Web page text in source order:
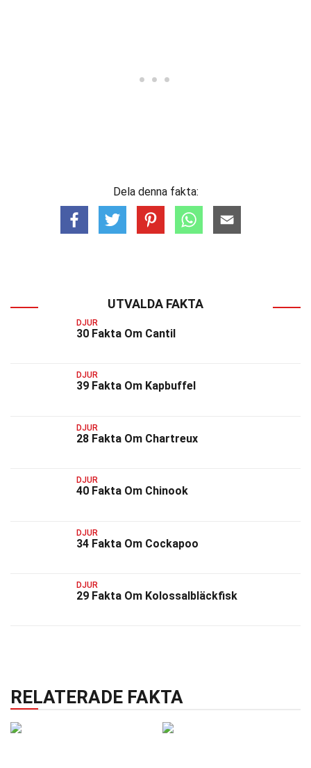
Dela denna fakta:
UTVALDA FAKTA
DJUR
30 Fakta Om Cantil
DJUR
39 Fakta Om Kapbuffel
DJUR
28 Fakta Om Chartreux
DJUR
40 Fakta Om Chinook
DJUR
34 Fakta Om Cockapoo
DJUR
29 Fakta Om Kolossalbläckfisk
RELATERADE FAKTA